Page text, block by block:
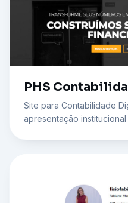
PHS
Site para Contabilidade
apresentação